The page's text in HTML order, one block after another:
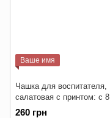
Ваше имя
Чашка для воспитателя,
салатовая с принтом: с 8
марта
260 грн